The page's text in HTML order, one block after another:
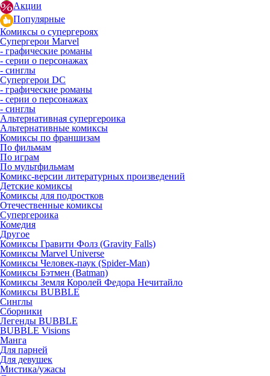
Акции
Популярные
Комиксы о супергероях
Супергерои Marvel
- графические романы
- серии о персонажах
- синглы
Супергерои DC
- графические романы
- серии о персонажах
- синглы
Альтернативная супергероика
Альтернативные комиксы
Комиксы по франшизам
По фильмам
По играм
По мультфильмам
Комикс-версии литературных произведений
Детские комиксы
Комиксы для подростков
Отечественные комиксы
Супергероика
Комедия
Другое
Комиксы Гравити Фолз (Gravity Falls)
Комиксы Marvel Universe
Комиксы Человек-паук (Spider-Man)
Комиксы Бэтмен (Batman)
Комиксы Земля Королей Федора Нечитайло
Комиксы BUBBLE
Синглы
Сборники
Легенды BUBBLE
BUBBLE Visions
Манга
Для парней
Для девушек
Мистика/ужасы